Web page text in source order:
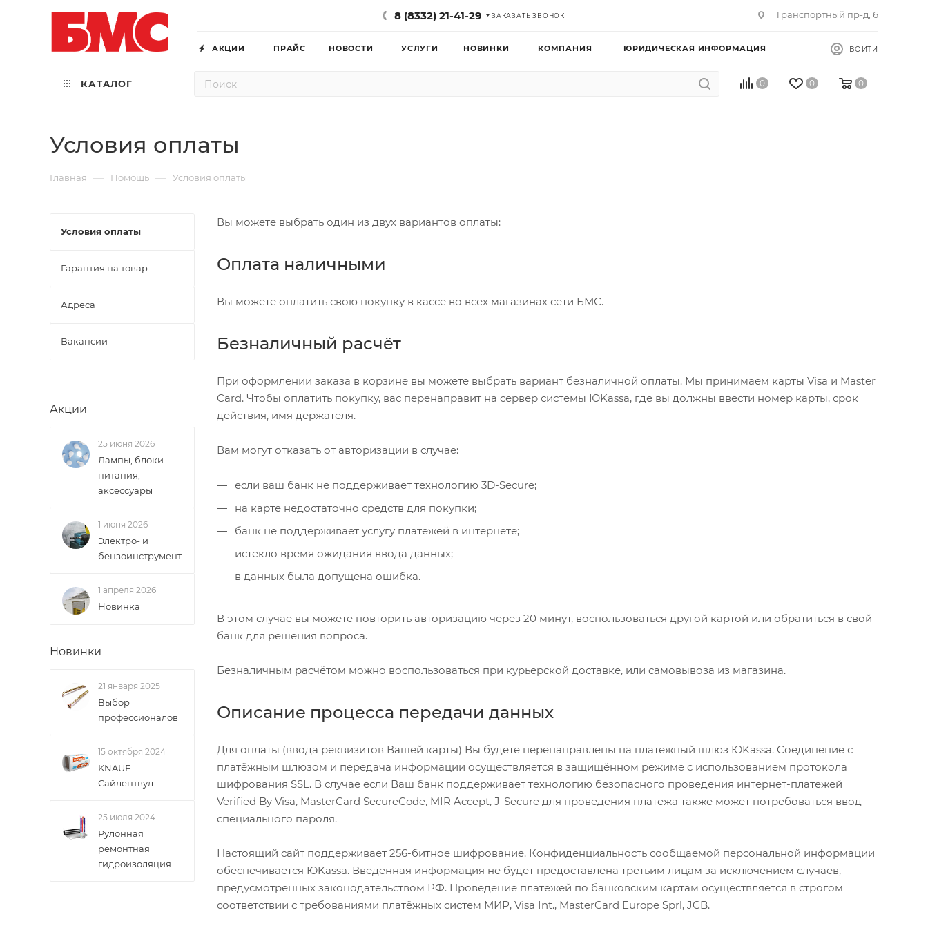
8 (8332) 21-41-29 ЗАКАЗАТЬ ЗВОНОК Транспортный пр-д, 6
АКЦИИ ПРАЙС НОВОСТИ УСЛУГИ НОВИНКИ КОМПАНИЯ ЮРИДИЧЕСКАЯ ИНФОРМАЦИЯ ВОЙТИ
КАТАЛОГ 0 0 0
Условия оплаты
Главная — Помощь — Условия оплаты
Вы можете выбрать один из двух вариантов оплаты:
Оплата наличными
Вы можете оплатить свою покупку в кассе во всех магазинах сети БМС.
Безналичный расчёт
При оформлении заказа в корзине вы можете выбрать вариант безналичной оплаты. Мы принимаем карты Visa и Master
Card. Чтобы оплатить покупку, вас перенаправит на сервер системы ЮKassa, где вы должны ввести номер карты, срок
действия, имя держателя.
Вам могут отказать от авторизации в случае:
если ваш банк не поддерживает технологию 3D-Secure;
на карте недостаточно средств для покупки;
банк не поддерживает услугу платежей в интернете;
истекло время ожидания ввода данных;
в данных была допущена ошибка.
В этом случае вы можете повторить авторизацию через 20 минут, воспользоваться другой картой или обратиться в свой
банк для решения вопроса.
Безналичным расчётом можно воспользоваться при курьерской доставке, или самовывоза из магазина.
Описание процесса передачи данных
Для оплаты (ввода реквизитов Вашей карты) Вы будете перенаправлены на платёжный шлюз ЮKassa. Соединение с
платёжным шлюзом и передача информации осуществляется в защищённом режиме с использованием протокола
шифрования SSL. В случае если Ваш банк поддерживает технологию безопасного проведения интернет-платежей
Verified By Visa, MasterCard SecureCode, MIR Accept, J-Secure для проведения платежа также может потребоваться ввод
специального пароля.
Настоящий сайт поддерживает 256-битное шифрование. Конфиденциальность сообщаемой персональной информации
обеспечивается ЮKassa. Введённая информация не будет предоставлена третьим лицам за исключением случаев,
предусмотренных законодательством РФ. Проведение платежей по банковским картам осуществляется в строгом
соответствии с требованиями платёжных систем МИР, Visa Int., MasterCard Europe Sprl, JCB.
Условия оплаты
Гарантия на товар
Адреса
Вакансии
Акции
25 июня 2026
Лампы, блоки
питания,
аксессуары
1 июня 2026
Электро- и
бензоинструмент
1 апреля 2026
Новинка
Новинки
21 января 2025
Выбор
профессионалов
15 октября 2024
KNAUF
Сайлентвул
25 июля 2024
Рулонная
ремонтная
гидроизоляция